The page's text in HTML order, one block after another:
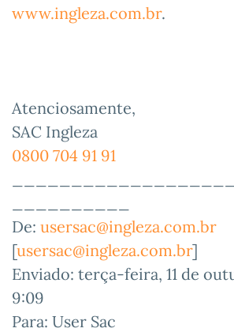
www.ingleza.com.br.
Atenciosamente,
SAC Ingleza
0800 704 91 91
De: usersac@ingleza.com.br
[usersac@ingleza.com.br]
Enviado: terça-feira, 11 de
9:09
Para: User Sac